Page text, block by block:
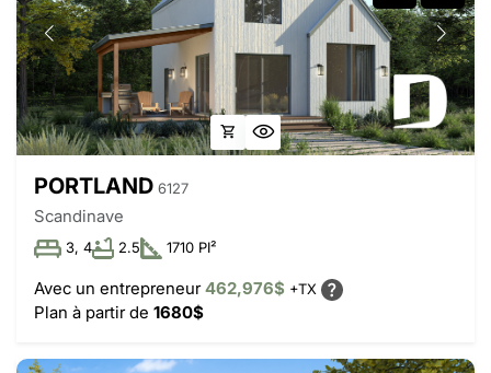
PORTLAND 6127
Scandinave
3, 4 2.5 1710 PI²
Avec un entrepreneur462,976$ +TX
Plan à partir de 1680$